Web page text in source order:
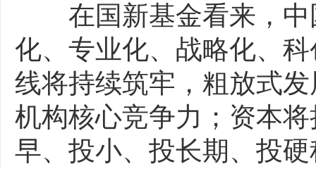
在国新基金看来，中
化、专业化、战略化、
线将持续筑牢，粗放式
机构核心竞争力；资本
早、投小、投长期、投